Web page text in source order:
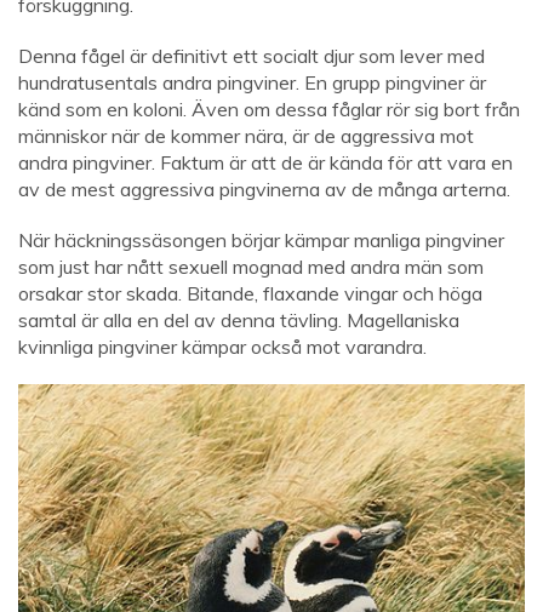
förskuggning.
Denna fågel är definitivt ett socialt djur som lever med
hundratusentals andra pingviner. En grupp pingviner är
känd som en koloni. Även om dessa fåglar rör sig bort från
människor när de kommer nära, är de aggressiva mot
andra pingviner. Faktum är att de är kända för att vara en
av de mest aggressiva pingvinerna av de många arterna.
När häckningssäsongen börjar kämpar manliga pingviner
som just har nått sexuell mognad med andra män som
orsakar stor skada. Bitande, flaxande vingar och höga
samtal är alla en del av denna tävling. Magellaniska
kvinnliga pingviner kämpar också mot varandra.